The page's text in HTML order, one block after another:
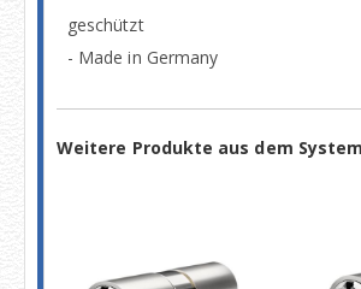
geschützt
- Made in Germany
Weitere Produkte aus dem